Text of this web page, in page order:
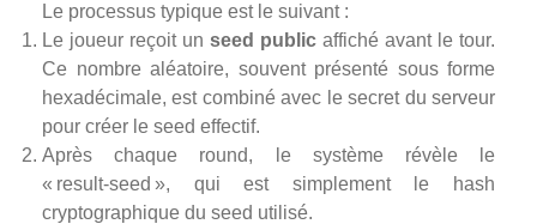
Le processus typique est le suivant :
Le joueur reçoit un seed public affiché avant le tour.
Ce nombre aléatoire, souvent présenté sous forme
hexadécimale, est combiné avec le secret du serveur
pour créer le seed effectif.
Après chaque round, le système révèle le
« result‑seed », qui est simplement le hash
cryptographique du seed utilisé.